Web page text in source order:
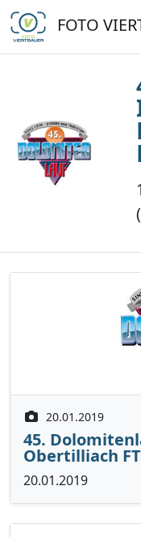
FOTO
20.01.2019
45.
Obertilliach FT
20.01.2019